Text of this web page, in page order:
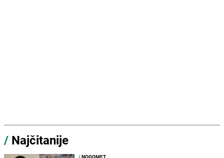
/ Najčitanije